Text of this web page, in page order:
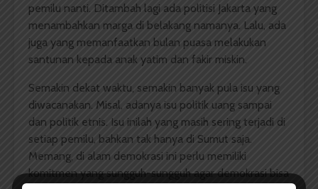
pemilu nanti. Ditambah lagi ada politisi Jakarta yang
menambahkan marga di belakang namanya. Lalu, ada
juga yang memanfaatkan bulan puasa melakukan
santunan kepada anak yatim dan fakir miskin.
Semakin dekat waktu, semakin banyak pula isu yang
diwacanakan. Misal, adanya isu politik uang sampai
dan politik etnis. Isu inilah yang masih sering terjadi di
setiap pemilu, bahkan tak hanya di Sumut saja.
Memang, di alam demokrasi ini perlu memiliki
komitmen yang sungguh-sungguh agar demokrasi bisa